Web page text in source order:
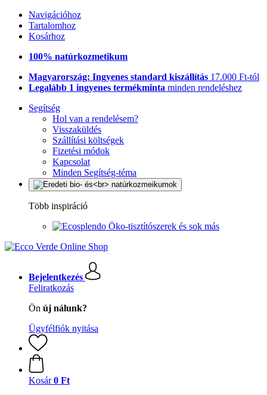
Navigációhoz
Tartalomhoz
Kosárhoz
100% natúrkozmetikum
Magyarország: Ingyenes standard kiszállítás 17.000 Ft-tól
Legalább 1 ingyenes termékminta minden rendeléshez
Segítség
Hol van a rendelésem?
Visszaküldés
Szállítási költségek
Fizetési módok
Kapcsolat
Minden Segítség-téma
Több inspiráció
Öko-tisztítószerek és sok más
Bejelentkezés
Feliratkozás
Ön új nálunk?
Ügyfélfiók nyitása
Kosár 0 Ft